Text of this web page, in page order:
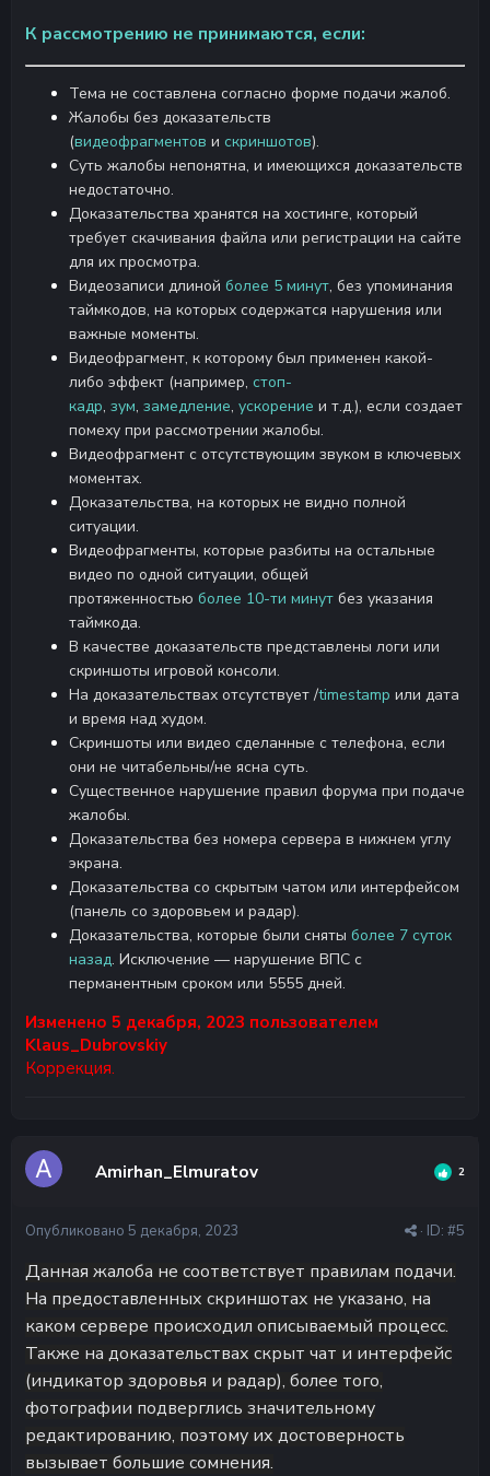
К рассмотрению не принимаются, если:
Тема не составлена согласно форме подачи жалоб.
Жалобы без доказательств
(видеофрагментов и скриншотов).
Суть жалобы непонятна, и имеющихся доказательств
недостаточно.
Доказательства хранятся на хостинге, который
требует скачивания файла или регистрации на сайте
для их просмотра.
Видеозаписи длиной более 5 минут, без упоминания
таймкодов, на которых содержатся нарушения или
важные моменты.
Видеофрагмент, к которому был применен какой-
либо эффект (например, стоп-
кадр, зум, замедление, ускорение и т.д.), если создает
помеху при рассмотрении жалобы.
Видеофрагмент с отсутствующим звуком в ключевых
моментах.
Доказательства, на которых не видно полной
ситуации.
Видеофрагменты, которые разбиты на остальные
видео по одной ситуации, общей
протяженностью более 10-ти минут без указания
таймкода.
В качестве доказательств представлены логи или
скриншоты игровой консоли.
На доказательствах отсутствует /timestamp или дата
и время над худом.
Скриншоты или видео сделанные с телефона, если
они не читабельны/не ясна суть.
Существенное нарушение правил форума при подаче
жалобы.
Доказательства без номера сервера в нижнем углу
экрана.
Доказательства со скрытым чатом или интерфейсом
(панель со здоровьем и радар).
Доказательства, которые были сняты более 7 суток
назад. Исключение — нарушение ВПС с
перманентным сроком или 5555 дней.
Изменено 5 декабря, 2023 пользователем
Klaus_Dubrovskiy
Коррекция.
Amirhan_Elmuratov 2
· ID: #5
Опубликовано 5 декабря, 2023
Данная жалоба не соответствует правилам подачи.
На предоставленных скриншотах не указано, на
каком сервере происходил описываемый процесс.
Также на доказательствах скрыт чат и интерфейс
(индикатор здоровья и радар), более того,
фотографии подверглись значительному
редактированию, поэтому их достоверность
вызывает большие сомнения.